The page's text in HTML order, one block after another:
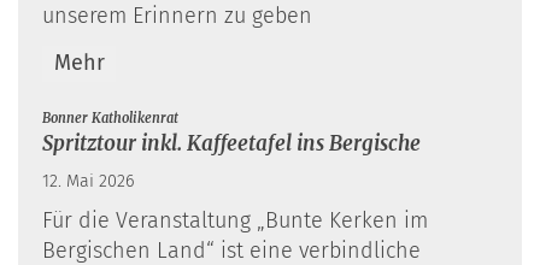
unserem Erinnern zu geben
Mehr
Bonner Katholikenrat:
Spritztour inkl. Kaffeetafel ins Bergische
12. Mai 2026
Für die Veranstaltung „Bunte Kerken im
Bergischen Land“ ist eine verbindliche